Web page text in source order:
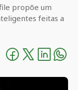
propõe um
feitas a